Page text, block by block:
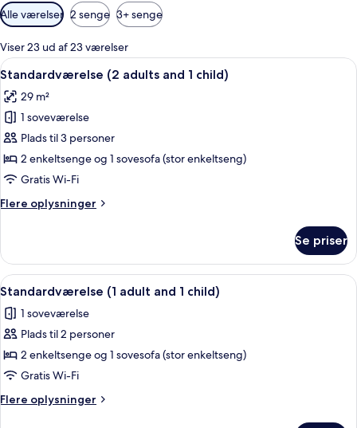
Tilgængelige
filtre
for
værelser
Alle værelser 2 senge 3+ senge
Viser 23 ud af 23 værelser
Indlæs
alle
billeder
af
Standardværelse
(2
adults
1
Et hotelværelse med to senge, hver
4
Standardværelse (2 adults and 1 child)
29 m²
1 soveværelse
Plads til 3 personer
2 enkeltsenge og 1 sovesofa (stor enkeltseng)
Gratis Wi-Fi
Flere oplysninger
Flere
(2
adults
and
child)
Se priser
Indlæs
alle
billeder
af
Standardværelse
(1
adult
and
Et hotelværelse med to senge, hver
4
Standardværelse (1 adult and 1 child)
1 soveværelse
Plads til 2 personer
2 enkeltsenge og 1 sovesofa (stor enkeltseng)
Gratis Wi-Fi
Flere oplysninger
Flere